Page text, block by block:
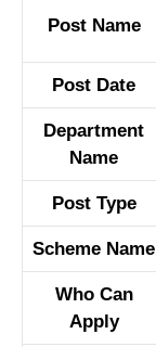
Post Name
Post Date
Department
Name
Post Type
Scheme Name
Who Can
Apply